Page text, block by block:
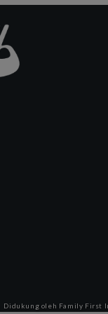
Didukung oleh Family First